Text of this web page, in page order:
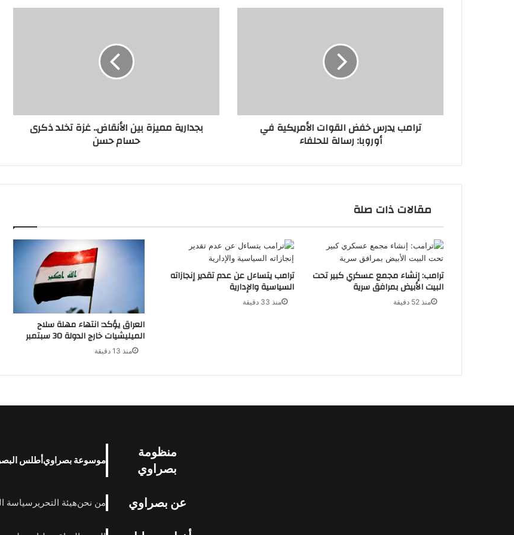
حسن
بجدارية مميزة بين الأنقاض.. غزة تخلد ذكرى
حسام حسن
للحلفاء
ترامب يدرس خفض القوات الأمريكية في
أوروبا: رسالة للحلفاء
مقالات ذات صلة
العراق يؤكد: انتهاء مهلة سلاح
الميليشيات خارج الدولة 30 سبتمبر
منذ 13 دقيقة
ترامب يتساءل عن عدم تقدير إنجازاته
السياسية والإدارية
منذ 33 دقيقة
ترامب: إنشاء مجمع عسكري كبير تحت
البيت الأبيض بمرافق سرية
منذ 52 دقيقة
منظومة
بصراوي
موسوعة بصراويأطلس
عن بصراوي من نحنهيئة التحرير سياسة